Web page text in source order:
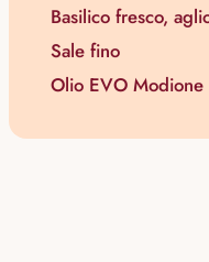
Basilico fresco,
Sale fino
Olio EVO Modione